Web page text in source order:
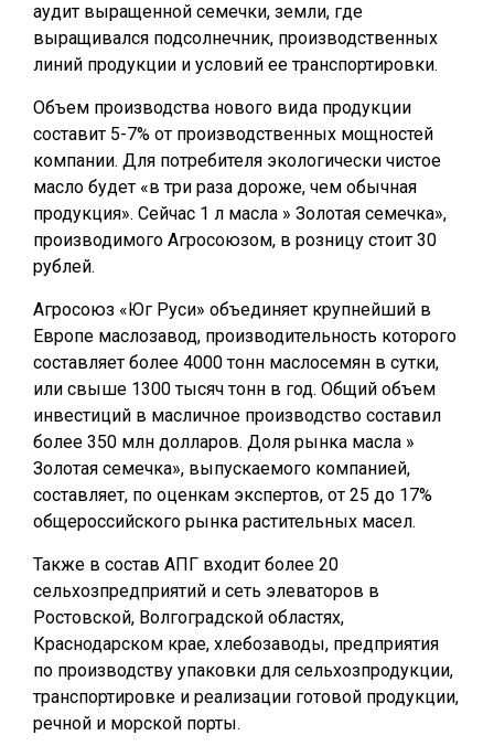
аудит выращенной семечки, земли, где
выращивался подсолнечник, производственных
линий продукции и условий ее транспортировки.
Объем производства нового вида продукции
составит 5-7% от производственных мощностей
компании. Для потребителя экологически чистое
масло будет «в три раза дороже, чем обычная
продукция». Сейчас 1 л масла » Золотая семечка»,
производимого Агросоюзом, в розницу стоит 30
рублей.
Агросоюз «Юг Руси» объединяет крупнейший в
Европе маслозавод, производительность которого
составляет более 4000 тонн маслосемян в сутки,
или свыше 1300 тысяч тонн в год. Общий объем
инвестиций в масличное производство составил
более 350 млн долларов. Доля рынка масла »
Золотая семечка», выпускаемого компанией,
составляет, по оценкам экспертов, от 25 до 17%
общероссийского рынка растительных масел.
Также в состав АПГ входит более 20
сельхозпредприятий и сеть элеваторов в
Ростовской, Волгоградской областях,
Краснодарском крае, хлебозаводы, предприятия
по производству упаковки для сельхозпродукции,
транспортировке и реализации готовой продукции,
речной и морской порты.